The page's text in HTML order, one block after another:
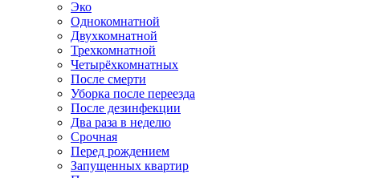
Эко
Однокомнатной
Двухкомнатной
Трехкомнатной
Четырёхкомнатных
После смерти
Уборка после переезда
После дезинфекции
Два раза в неделю
Срочная
Перед рождением
Запущенных квартир